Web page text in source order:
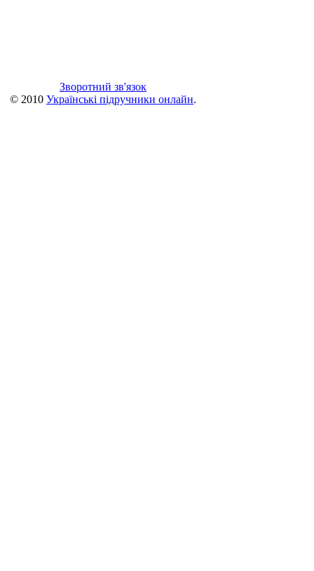
Зворотний зв'язок
© 2010 Українські підручники онлайн.